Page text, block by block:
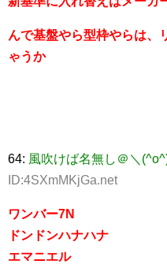
んで基盤やら型枠やらは、
ゃうか
64: 風吹けば名無し＠＼
ID:4SXmMKjGa.net
ワンバー7N
ドンドンハナハナ
エマニエル